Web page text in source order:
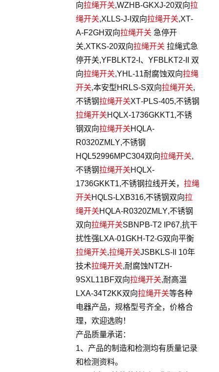
向拉绳开关,WZHB-GKXJ-20双向拉
绳开关,XLLS-J-I双向拉绳开关,XT-
A-F2GH双向拉绳开关 急停开
关,XTKS-20双向拉绳开关 拉绳式急
停开关,YFBLKT2-I、YFBLKT2-II 双
向拉绳开关,YHL-11耐腐蚀双向拉绳
开关,本安型HRLS-S双向拉绳开关,
不锈钢拉绳开关XT-PLS-405,不锈钢
拉绳开关HQLX-1736GKKT1,不锈
钢双向拉绳开关HQLA-
R0320ZMLY,不锈钢
HQL52996MPC304双向拉绳开关,
不锈钢拉绳开关HQLX-
1736GKKT1,不锈钢拉线开关， 拉绳
开关HQLS-LXB316,不锈钢双向拉
绳开关HQLA-R0320ZMLY,不锈钢
双向拉绳开关SBNPB-T2 IP67,抗干
扰性强LXA-01GKH-T2-G双向平衡
拉绳开关,拉绳开关JSBKLS-II 10年
技术拉绳开关,耐腐蚀NTZH-
9SXL11BF双向拉绳开关,耐高温
LXA-34T2KK双向拉绳开关等各种
电器产品，规格型号齐全，价格合
理，欢迎选购！
产品质量承诺：
1、产品的制造和检测均有质量记录
和检测资料。